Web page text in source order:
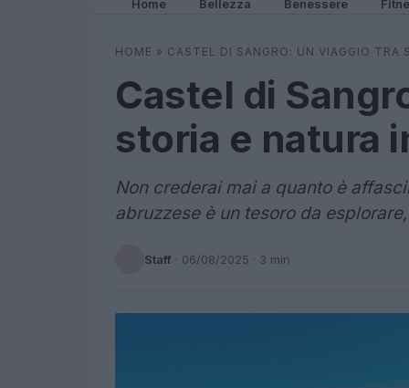
Home Bellezza Benessere
HOME » CASTEL DI SANGRO: UN VIAGGIO TRA
Castel di
storia e natura
Non crederai mai a quanto è
abruzzese è un tesoro da
Staff · 06/08/2025 · 3 min